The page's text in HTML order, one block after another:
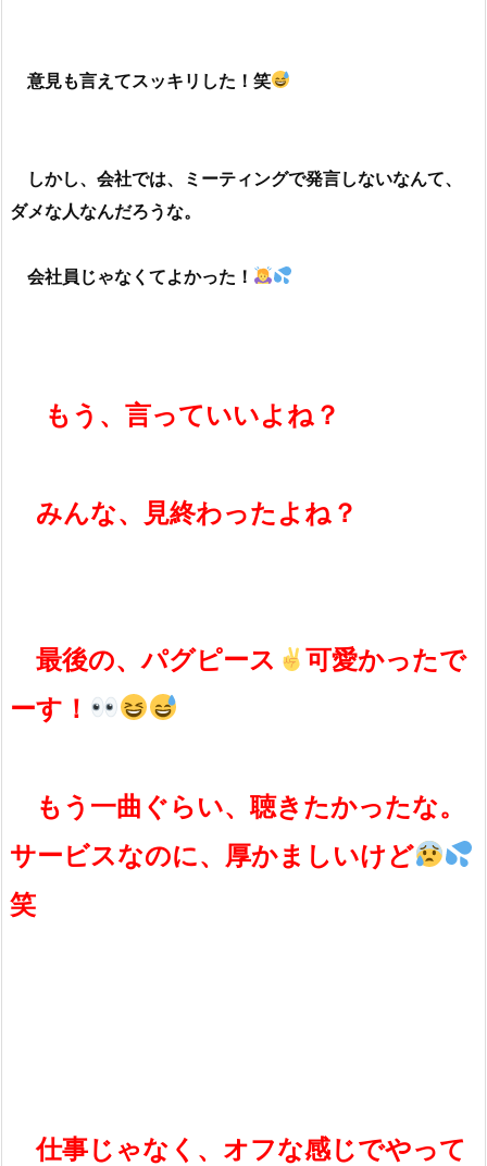
意見も言えてスッキリした！笑
しかし、会社では、ミーティングで発言しないなんて、
ダメな人なんだろうな。
会社員じゃなくてよかった！
もう、言っていいよね？
みんな、見終わったよね？
最後の、パグピース
可愛かったで
ーす！
もう一曲ぐらい、聴きたかったな。
サービスなのに、厚かましいけど
笑
仕事じゃなく、オフな感じでやって